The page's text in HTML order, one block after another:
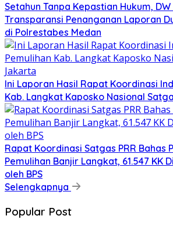
Setahun Tanpa Kepastian Hukum,
Transparansi Penanganan Laporan
di Polrestabes Medan
Ini Laporan Hasil Rapat Koordinasi
Kab. Langkat Kaposko Nasional
Rapat Koordinasi Satgas PRR Bahas
Pemulihan Banjir Langkat, 61.547 KK
oleh BPS
Selengkapnya
Popular Post